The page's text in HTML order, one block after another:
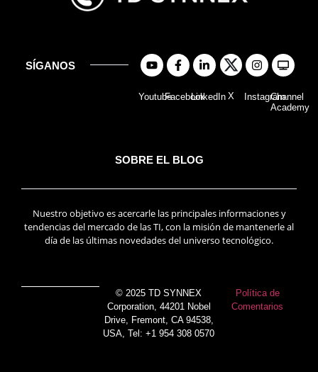
SÍGANOS
YoutubeFacebookLinkedIn X InstagramChannel
Academy
SOBRE EL BLOG
Nuestro objetivo es acercarle las principales informaciones y
tendencias del mercado de las TI, con la misión de mantenerle al
día de las últimas novedades del universo tecnológico.
© 2025 TD SYNNEX
Corporation, 44201 Nobel
Drive, Fremont, CA 94538,
USA, Tel: +1 954 308 0570
Política de
Comentarios